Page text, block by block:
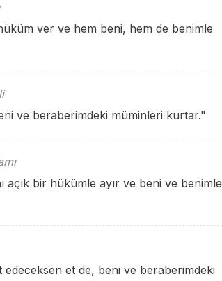
ver ve hem beni, hem de benimle
ve beraberimdeki müminleri kurtar."
açık bir hükümle ayır ve beni ve benimle
edeceksen et de, beni ve beraberimdeki